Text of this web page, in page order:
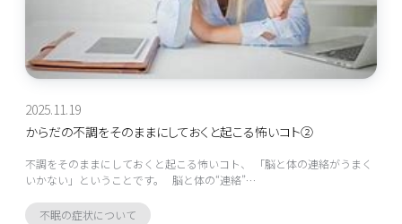
2025.11.19
からだの不調をそのままにしておくと起こる怖いコト②
不調をそのままにしておくと起こる怖いコト、 「脳と体の連絡がうまく
いかない」ということです。 脳と体の“連絡”…
不眠の症状について